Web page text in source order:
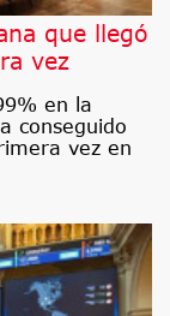
que llegó
vez
en la
conseguido
vez en